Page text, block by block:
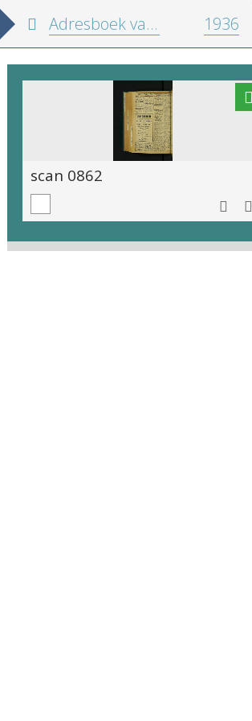
Adresboek van de stad en de provincie Antwerpen 1936
scan 0862